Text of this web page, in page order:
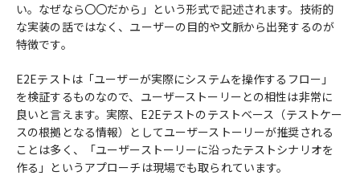
い。なぜなら〇〇だから」という形式で記述されます。技術的
な実装の話ではなく、ユーザーの目的や文脈から出発するのが
特徴です。
E2Eテストは「ユーザーが実際にシステムを操作するフロー」
を検証するものなので、ユーザーストーリーとの相性は非常に
良いと言えます。実際、E2Eテストのテストベース（テストケー
スの根拠となる情報）としてユーザーストーリーが推奨される
ことは多く、「ユーザーストーリーに沿ったテストシナリオを
作る」というアプローチは現場でも取られています。